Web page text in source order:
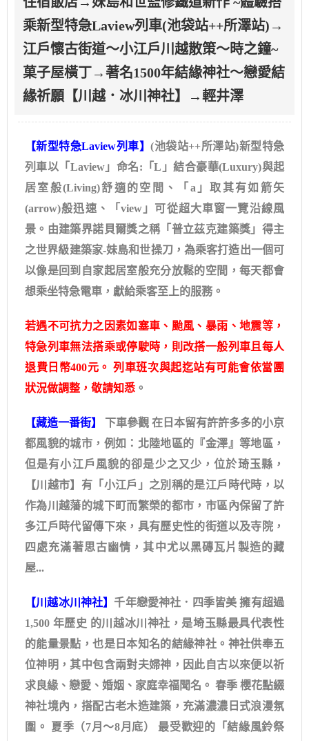
乘新型特急Laview列車(池袋站++所澤站)→
江戶懷古街道～小江戶川越散策～時之鐘~
菓子屋橫丁→著名1500年結緣神社～戀愛結
緣祈願【川越．冰川神社】→輕井澤
【新型特急Laview列車】(池袋站++所澤站)新型特急
列車以「Laview」命名:「L」結合豪華(Luxury)與起
居室般(Living)舒適的空間、「a」取其有如箭矢
(arrow)般迅速、「view」可從超大車窗一覽沿線風
景。由建築界諾貝爾獎之稱「普立茲克建築獎」得主
之世界級建築家-妹島和世操刀，為乘客打造出一個可
以像是回到自家起居室般充分放鬆的空間，每天都會
想乘坐特急電車，獻給乘客至上的服務。
若遇不可抗力之因素如塞車、颱風、暴雨、地震等，
特急列車無法搭乘或停駛時，則改搭一般列車且每人
退費日幣400元。 列車班次與起迄站有可能會依當團
狀況做調整，敬請知悉 。
【藏造一番街】
下車參觀 在日本留有許許多多的小京
都風貌的城市，例如：北陸地區的『金澤』等地區，
但是有小江戶風貌的卻是少之又少，位於琦玉縣，
【川越市】有「小江戶」之別稱的是江戶時代時，以
作為川越藩的城下町而繁榮的都市，市區內保留了許
多江戶時代留傳下來，具有歷史性的街道以及寺院，
四處充滿著思古幽情，其中尤以黑磚瓦片製造的藏
屋...
【川越冰川神社】 千年戀愛神社．四季皆美 擁有超過
1,500 年歷史 的川越冰川神社，是埼玉縣最具代表性
的能量景點，也是日本知名的結緣神社。神社供奉五
位神明，其中包含兩對夫婦神，因此自古以來便以祈
求良緣、戀愛、婚姻、家庭幸福聞名。 春季 櫻花點綴
神社境內，搭配古老木造建築，充滿濃濃日式浪漫氛
圍。 夏季（7月～8月底） 最受歡迎的「結緣風鈴祭